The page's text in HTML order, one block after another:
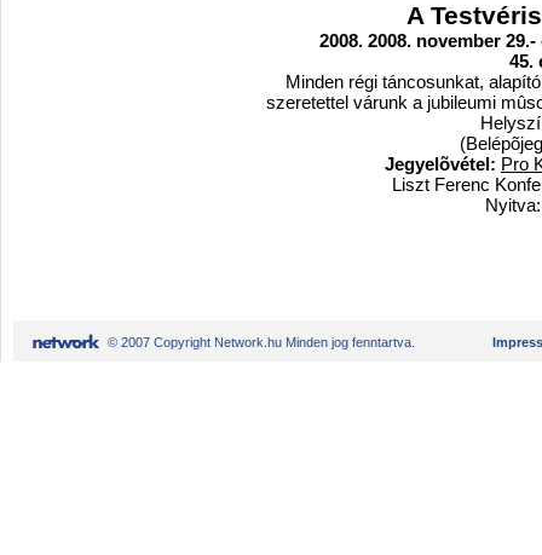
A
2008. 2008. november
45.
Minden régi táncosunkat,
szeretettel várunk a jubileumi
Jegyelõvétel: Pro
Liszt Ferenc
© 2007 Copyright Network.hu Minden jog fenntartva.